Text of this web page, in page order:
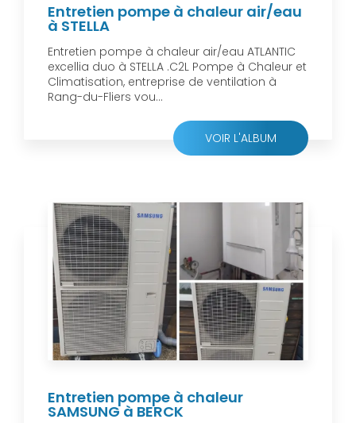
Entretien pompe à chaleur air/eau
à STELLA
Entretien pompe à chaleur air/eau ATLANTIC
excellia duo à STELLA .C2L Pompe à Chaleur et
Climatisation, entreprise de ventilation à
Rang-du-Fliers vou...
VOIR L'ALBUM
Entretien pompe à chaleur
SAMSUNG à BERCK